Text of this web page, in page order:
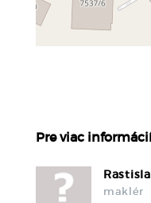
Pre viac
maklér